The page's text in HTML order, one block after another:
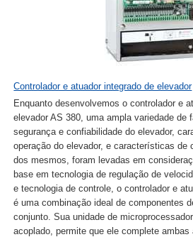
Controlador e atuador integrado de elevador
Enquanto desenvolvemos o controlador e
elevador AS 380, uma ampla variedade de
segurança e confiabilidade do elevador,
operação do elevador, e características de
dos mesmos, foram levadas em
base em tecnologia de regulação de
e tecnologia de controle, o controlador e
é uma combinação ideal de componentes
conjunto. Sua unidade de
acoplado, permite que ele complete